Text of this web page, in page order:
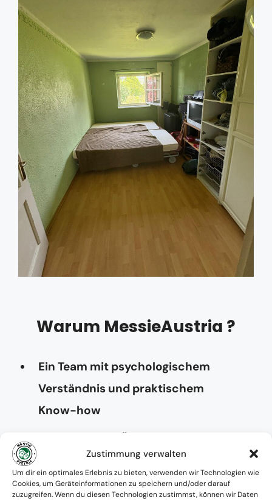
Zustimmung verwalten
Um dir ein optimales Erlebnis zu bieten, verwenden wir Technologien wie
Cookies, um Geräteinformationen zu speichern und/oder darauf
zuzugreifen. Wenn du diesen Technologien zustimmst, können wir Daten
Warum MessieAustria ?
Ein Team mit psychologischem
Verständnis und praktischem
Know-how
Absolute Diskretion & keine
Zusammenarbeit mit Ämtern ohne